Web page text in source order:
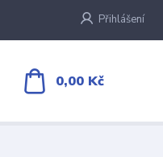
Přihlášení
0,00 Kč